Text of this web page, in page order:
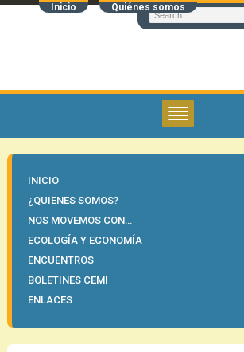
Inicio Quiénes somos
INICIO
¿QUIENES SOMOS?
NOS MOVEMOS CON…
ECOLOGÍA Y ECONOMÍA
ENCUENTROS
BOLETINES CEMI
ENLACES